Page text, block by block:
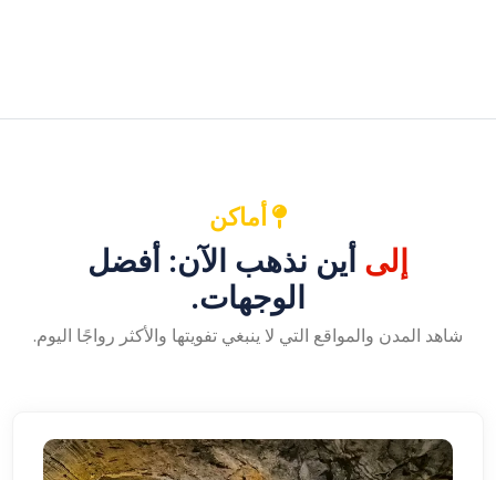
أماكن
إلى أين نذهب الآن: أفضل
الوجهات.
شاهد المدن والمواقع التي لا ينبغي تفويتها والأكثر رواجًا اليوم.